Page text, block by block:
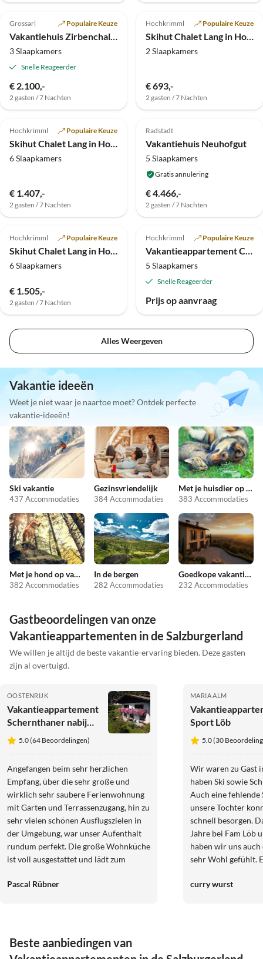
Advertentie
5.0 (3)
Grossarl Populaire Keuze
Vakantiehuis Zirbenchalet Eggriedl
3 Slaapkamers
Snelle Reageerder
€ 2.100,-
2 gasten / 7 Nachten
Advertentie
4.9 (2)
Hochkrimml Populaire Keuze
Skihut Chalet Lang in Hochkrimml voor 6 personen
2 Slaapkamers
€ 693,-
2 gasten / 7 Nachten
Advertentie
Hochkrimml Populaire Keuze
Skihut Chalet Lang in Hochkrimml voor 12 personen
6 Slaapkamers
€ 1.407,-
2 gasten / 7 Nachten
Advertentie
Radstadt
Vakantiehuis Neuhofgut
5 Slaapkamers
Gratis annulering
€ 4.466,-
2 gasten / 7 Nachten
Advertentie
Hochkrimml Populaire Keuze
Skihut Chalet Lang in Hochkrimml voor 14 personen
6 Slaapkamers
€ 1.505,-
2 gasten / 7 Nachten
Advertentie
Hochkrimml Populaire Keuze
Vakantieappartement Chalet in Hochkrimml voor 6-14 personen
5 Slaapkamers
Snelle Reageerder
Prijs op aanvraag
Alles Weergeven
Vakantie ideeën
Weet je niet waar je naartoe moet? Ontdek perfecte
vakantie-ideeën!
Ski vakantie
437 Accommodaties
Gezinsvriendelijk
384 Accommodaties
Met je huisdier op vakantie
383 Accommodaties
Met je hond op vakantie
382 Accommodaties
In de bergen
282 Accommodaties
Goedkope vakantieappartementen
232 Accommodaties
Gastbeoordelingen van onze
Vakantieappartementen in de Salzburgerland
We willen je altijd de beste vakantie-ervaring bieden. Deze gasten
zijn al overtuigd.
OOSTENRIJK
Vakantieappartement
Schernthaner nabij
Zell/See, Kaprun
5.0 (64 Beoordelingen)
Angefangen beim sehr herzlichen
Empfang, über die sehr große und
wirklich sehr saubere Ferienwohnung
mit Garten und Terrassenzugang, hin zu
sehr vielen schönen Ausflugszielen in
der Umgebung, war unser Aufenthalt
rundum perfekt. Die große Wohnküche
ist voll ausgestattet und lädt zum
ist sehr gepflegt und bietet neben
stets mit guten Ausflugszielen und
Tipps für Wanderungen versorgt.
Pascal Rübner
MARIA ALM
Sport Löb
5.0 (30
Wir waren zu Gast
haben Ski sowie
Auch eine
unsere Tochter
schnell besorgen.
Jahre bei Fam Löb
haben wir uns
sehr Wohl gefühlt.
Hilfsbereitschaft
curry wurst
Beste aanbiedingen van